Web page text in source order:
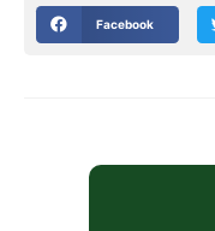
Facebook